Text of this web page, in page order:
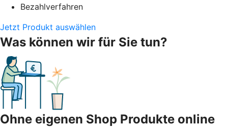
Bezahlverfahren
Jetzt Produkt auswählen
Was können wir für Sie tun?
Ohne eigenen Shop Produkte online